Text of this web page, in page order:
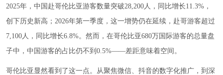
2025年，中国赴哥伦比亚游客数量突破28,200人，同比增长11.3%，
创下历史新高；2026年第一季度，这一增势仍在延续，赴哥游客超过
7,100人，同比增长6.8%。然而，在哥伦比亚680万国际游客的总量盘
子中，中国游客的占比仍不到0.5%——差距意味着空间。
哥伦比亚显然看到了这一点。从聚焦微信、抖音的数字化推广，到深